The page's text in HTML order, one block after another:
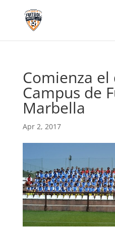
Comienza
Campus de
Marbella
Apr 2, 2017